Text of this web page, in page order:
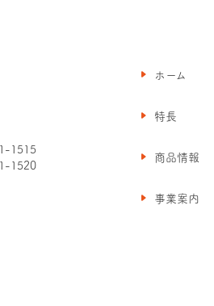
1515
1520
ホーム
特長
商品情報
事業案内